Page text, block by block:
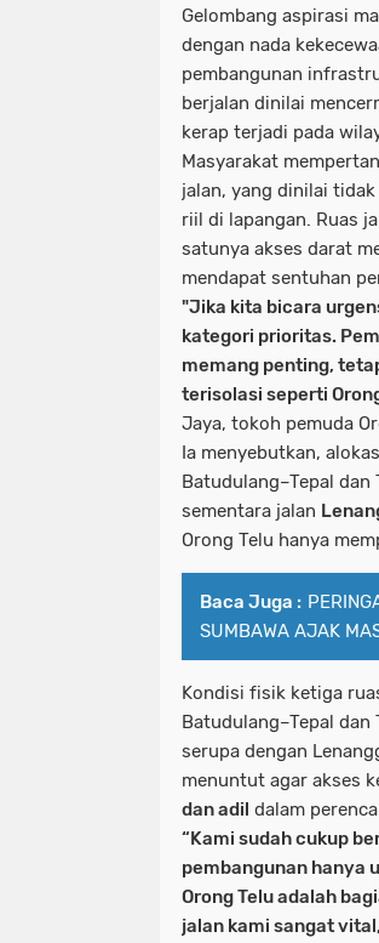
Gelombang aspirasi
dengan nada
pembangunan
berjalan dinilai
kerap terjadi pada
Masyarakat
jalan, yang dinilai
riil di lapangan. Ruas
satunya akses darat
mendapat sentuhan
"Jika kita bicara
kategori prioritas.
memang penting,
terisolasi seperti
Jaya, tokoh pemuda
Ia menyebutkan,
Batudulang–Tepal dan
sementara jalan
Orong Telu hanya
Baca Juga :
SUMBAWA AJAK
Kondisi fisik ketiga
Batudulang–Tepal
serupa dengan
menuntut agar akses
dan adil dalam
“Kami sudah cukup
pembangunan hanya
Orong Telu adalah
jalan kami sangat